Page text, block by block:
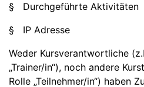
§ Durchgeführte Aktivitäten
§ IP Adresse
Weder Kursverantwortliche
„Trainer/in“), noch andere
Rolle „Teilnehmer/in“) haben